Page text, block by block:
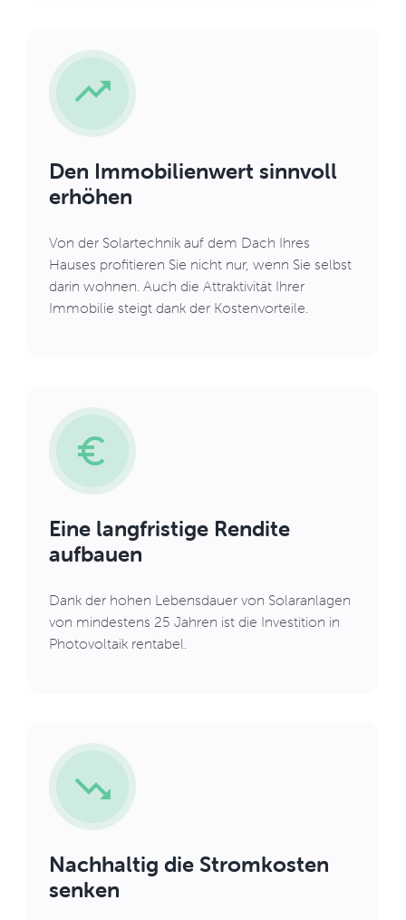
Den Immobilienwert sinnvoll
erhöhen
Von der Solartechnik auf dem Dach Ihres
Hauses profitieren Sie nicht nur, wenn Sie selbst
darin wohnen. Auch die Attraktivität Ihrer
Immobilie steigt dank der Kostenvorteile.
Eine langfristige Rendite
aufbauen
Dank der hohen Lebensdauer von Solaranlagen
von mindestens 25 Jahren ist die Investition in
Photovoltaik rentabel.
Nachhaltig die Stromkosten
senken